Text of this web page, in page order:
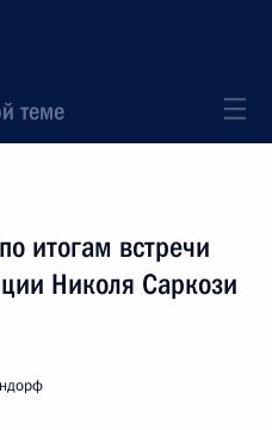
теме
итогам встречи
Николя Саркози